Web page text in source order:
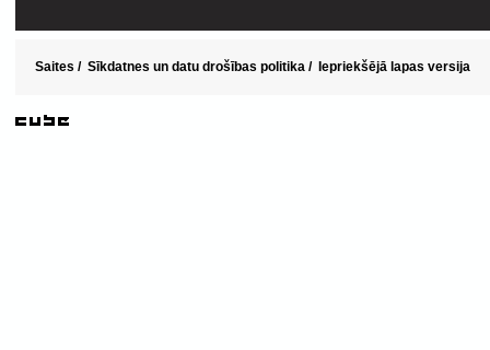
Saites / Sīkdatnes un datu drošības politika / Iepriekšējā lapas versija